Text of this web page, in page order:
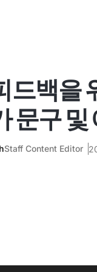
드백을
문구 및
Staff Content Editor